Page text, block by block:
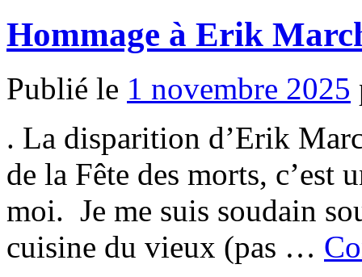
Hommage à Erik
Publié le 1 novembre 2025
. La disparition d’Erik
de la Fête des morts, c’est
moi. Je me suis soudain
cuisine du vieux (pas …